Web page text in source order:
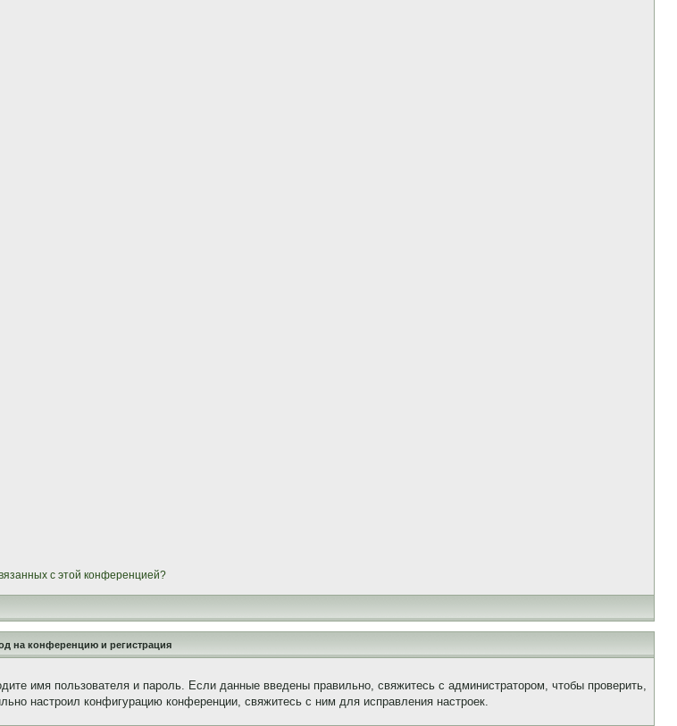
с этой конференцией?
на конференцию и регистрация
имя пользователя и пароль. Если данные введены правильно, свяжитесь с администратором, чтобы проверить,
настроил конфигурацию конференции, свяжитесь с ним для исправления настроек.